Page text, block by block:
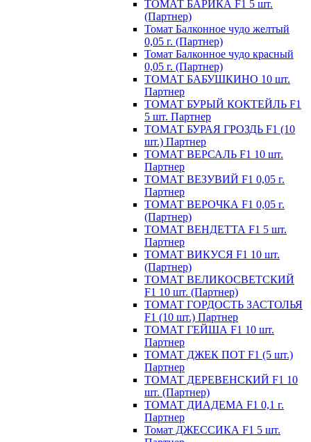
ТОМАТ БАРИКА F1 5 шт.
(Партнер)
Томат Балконное чудо желтый
0,05 г. (Партнер)
Томат Балконное чудо красный
0,05 г. (Партнер)
ТОМАТ БАБУШКИНО 10 шт.
Партнер
ТОМАТ БУРЫЙ КОКТЕЙЛЬ F1
5 шт. Партнер
ТОМАТ БУРАЯ ГРОЗДЬ F1 (10
шт.) Партнер
ТОМАТ ВЕРСАЛЬ F1 10 шт.
Партнер
ТОМАТ ВЕЗУВИЙ F1 0,05 г.
Партнер
ТОМАТ ВЕРОЧКА F1 0,05 г.
(Партнер)
ТОМАТ ВЕНДЕТТА F1 5 шт.
Партнер
ТОМАТ ВИКУСЯ F1 10 шт.
(Партнер)
ТОМАТ ВЕЛИКОСВЕТСКИЙ
F1 10 шт. (Партнер)
ТОМАТ ГОРДОСТЬ ЗАСТОЛЬЯ
F1 (10 шт.) Партнер
ТОМАТ ГЕЙША F1 10 шт.
Партнер
ТОМАТ ДЖЕК ПОТ F1 (5 шт.)
Партнер
ТОМАТ ДЕРЕВЕНСКИЙ F1 10
шт. (Партнер)
ТОМАТ ДИАДЕМА F1 0,1 г.
Партнер
Томат ДЖЕССИКА F1 5 шт.